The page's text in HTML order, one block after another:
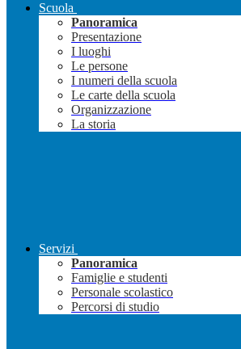
Scuola
Panoramica
Presentazione
I luoghi
Le persone
I numeri della scuola
Le carte della scuola
Organizzazione
La storia
Servizi
Panoramica
Famiglie e studenti
Personale scolastico
Percorsi di studio